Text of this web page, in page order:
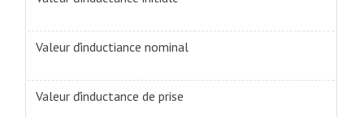
Valeur ďinductiance nominal
Valeur ďinductance de prise